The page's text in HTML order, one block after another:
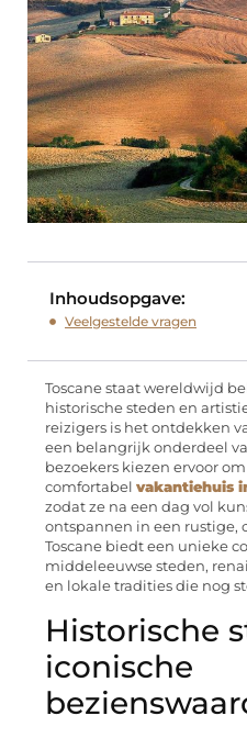
Inhoudsopgave:
Veelgestelde vragen
Toscane staat wereldwijd
historische steden en
reizigers is het ontdekken
een belangrijk onderdeel
bezoekers kiezen ervoor
comfortabel vakantiehuis
zodat ze na een dag vol
ontspannen in een rustige,
Toscane biedt een unieke
middeleeuwse steden,
en lokale tradities die nog
Historische
iconische